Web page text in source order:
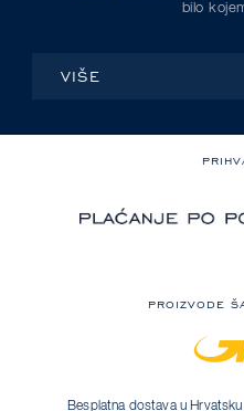
bilo
VIŠE
PROIZVODE
Besplatna dostava u